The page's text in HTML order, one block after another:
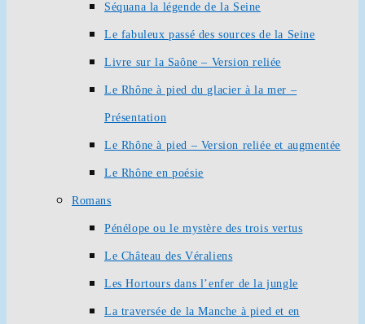
Séquana la légende de la Seine
Le fabuleux passé des sources de la Seine
Livre sur la Saône – Version reliée
Le Rhône à pied du glacier à la mer –
Présentation
Le Rhône à pied – Version reliée et augmentée
Le Rhône en poésie
Romans
Pénélope ou le mystère des trois vertus
Le Château des Véraliens
Les Hortours dans l’enfer de la jungle
La traversée de la Manche à pied et en